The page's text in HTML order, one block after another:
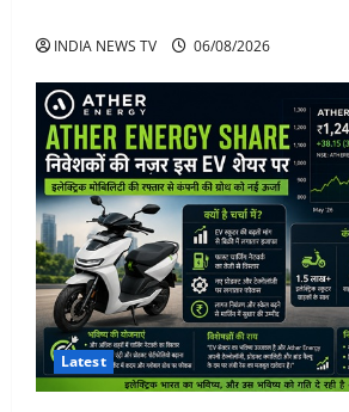
INDIA NEWS TV 06/08/2026
Latest